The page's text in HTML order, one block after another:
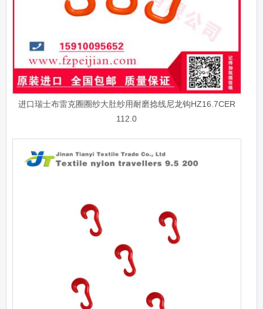
进口瑞士布雷克圈圈纱大肚纱用耐磨捻线尼龙钩HZ16.7CER
112.0